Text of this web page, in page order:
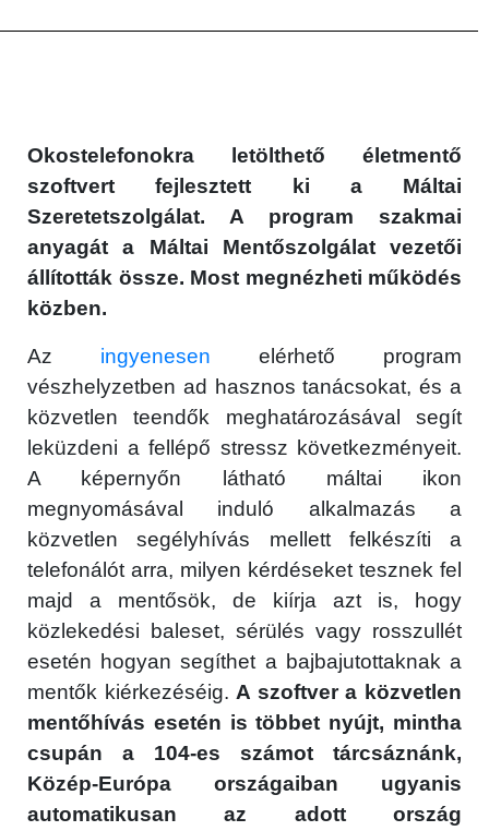
Okostelefonokra letölthető életmentő
szoftvert fejlesztett ki a Máltai
Szeretetszolgálat. A program szakmai
anyagát a Máltai Mentőszolgálat vezetői
állították össze. Most megnézheti működés
közben.
Az ingyenesen elérhető program
vészhelyzetben ad hasznos tanácsokat, és a
közvetlen teendők meghatározásával segít
leküzdeni a fellépő stressz következményeit.
A képernyőn látható máltai ikon
megnyomásával induló alkalmazás a
közvetlen segélyhívás mellett felkészíti a
telefonálót arra, milyen kérdéseket tesznek fel
majd a mentősök, de kiírja azt is, hogy
közlekedési baleset, sérülés vagy rosszullét
esetén hogyan segíthet a bajbajutottaknak a
mentők kiérkezéséig. A szoftver a közvetlen
mentőhívás esetén is többet nyújt, mintha
csupán a 104-es számot tárcsáznánk,
Közép-Európa országaiban ugyanis
automatikusan az adott ország